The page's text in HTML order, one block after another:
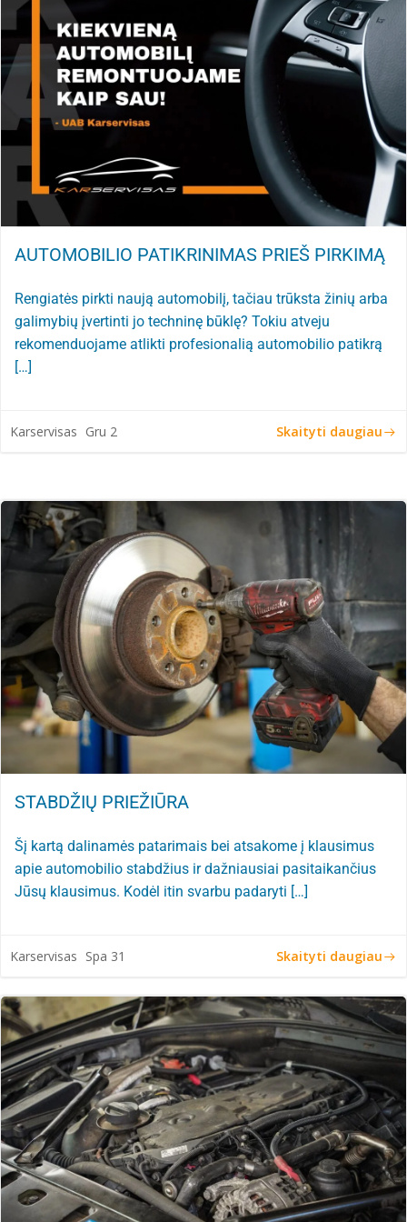
AUTOMOBILIO PATIKRINIMAS PRIEŠ PIRKIMĄ
Rengiatės pirkti naują automobilį, tačiau trūksta žinių arba
galimybių įvertinti jo techninę būklę? Tokiu atveju
rekomenduojame atlikti profesionalią automobilio patikrą
[…]
Karservisas Gru 2 Skaityti daugiau
STABDŽIŲ PRIEŽIŪRA
Šį kartą dalinamės patarimais bei atsakome į klausimus
apie automobilio stabdžius ir dažniausiai pasitaikančius
Jūsų klausimus. Kodėl itin svarbu padaryti […]
Karservisas Spa 31 Skaityti daugiau